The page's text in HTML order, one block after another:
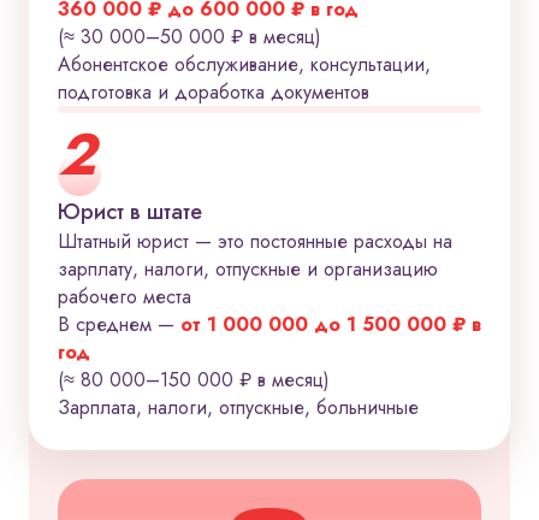
360 000 ₽ до 600 000 ₽ в год
(≈ 30 000–50 000 ₽ в месяц)
Абонентское обслуживание, консультации,
подготовка и доработка документов
2
Юрист в штате
Штатный юрист — это постоянные расходы на
зарплату, налоги, отпускные и организацию
рабочего места
В среднем — от 1 000 000 до 1 500 000 ₽ в
год
(≈ 80 000–150 000 ₽ в месяц)
Зарплата, налоги, отпускные, больничные